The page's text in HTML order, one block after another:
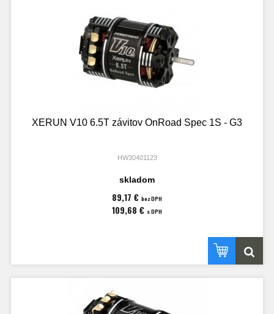
XERUN V10 6.5T závitov OnRoad Spec 1S - G3
HW30401123
skladom
89,17 € bez DPH
109,68 € s DPH